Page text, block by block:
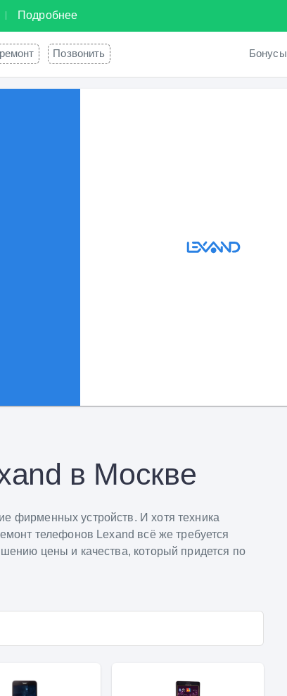
Подробнее
Позвонить Бонусы
в Москве
фирменных устройств. И хотя техника
телефонов Lexand всё же требуется
цены и качества, который придется по